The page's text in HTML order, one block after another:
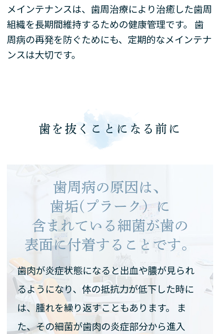
メインテナンスは、歯周治療により治癒した歯周
組織を長期間維持するための健康管理です。 歯
周病の再発を防ぐためにも、定期的なメインテナ
ンスは大切です。
歯を抜くことになる前に
歯周病の原因は、
歯垢(プラーク）に
含まれている 細菌が歯の
表面に付着することです。
歯肉が炎症状態になると出血や膿が見られ
るようになり、体の抵抗力が低下した時に
は、腫れを繰り返すこともあります。
ま
た、その細菌が歯肉の炎症部分から進入